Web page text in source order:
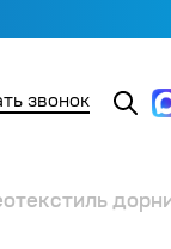
звонок